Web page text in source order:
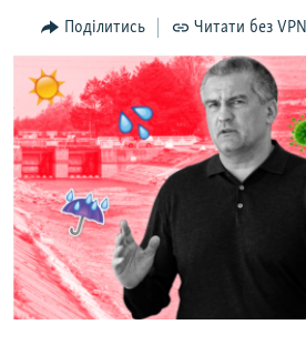
ВСЕ ЗА ДЕНЬ
СПЕЦПРОЕКТИ
ДЕПОРТАЦІЯ
ВІДЕОУРОКИ «ELIFBE»
СВІДЧЕННЯ ОКУПАЦІЇ
УКРАЇНСЬКА ПРОБЛЕМА КРИМУ
ІНФОГРАФІКА
ЯК ОБІЙТИ БЛОКУВАННЯ
Русский
Qırımtatar
ДОЛУЧАЙСЯ!
Поділитись Читати без VPN